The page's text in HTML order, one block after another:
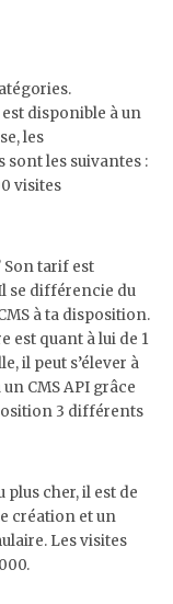
est disponible à un
les
les suivantes :
visites
Son tarif est
se différencie du
à ta disposition.
est quant à lui de 1
il peut s’élever à
CMS API grâce
3 différents
plus cher, il est de
création et un
Les visites